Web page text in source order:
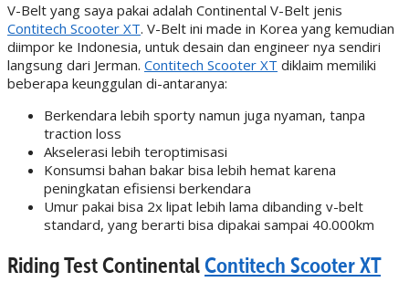
V-Belt yang saya pakai adalah Continental V-Belt jenis
Contitech Scooter XT. V-Belt ini made in Korea yang kemudian
diimpor ke Indonesia, untuk desain dan engineer nya sendiri
langsung dari Jerman. Contitech Scooter XT diklaim memiliki
beberapa keunggulan di-antaranya:
Berkendara lebih sporty namun juga nyaman, tanpa
traction loss
Akselerasi lebih teroptimisasi
Konsumsi bahan bakar bisa lebih hemat karena
peningkatan efisiensi berkendara
Umur pakai bisa 2x lipat lebih lama dibanding v-belt
standard, yang berarti bisa dipakai sampai 40.000km
Riding Test ContinentalContitech Scooter XT